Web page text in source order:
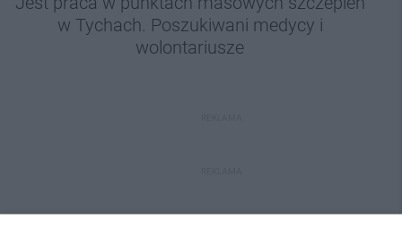
w Tychach. Poszukiwani medycy i
wolontariusze